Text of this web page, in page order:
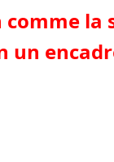
comme
un